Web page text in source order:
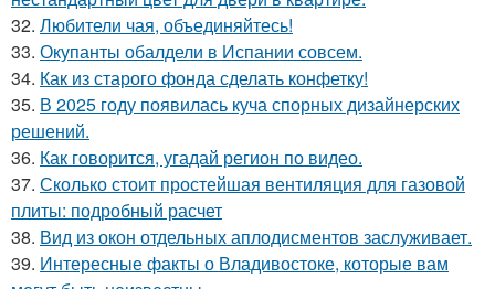
32. Любители чая, объединяйтесь!
33. Окупанты обалдели в Испании совсем.
34. Как из старого фонда сделать конфетку!
35. В 2025 году появилась куча спорных дизайнерских
решений.
36. Как говорится, угадай регион по видео.
37. Сколько стоит простейшая вентиляция для газовой
плиты: подробный расчет
38. Вид из окон отдельных аплодисментов заслуживает.
39. Интересные факты о Владивостоке, которые вам